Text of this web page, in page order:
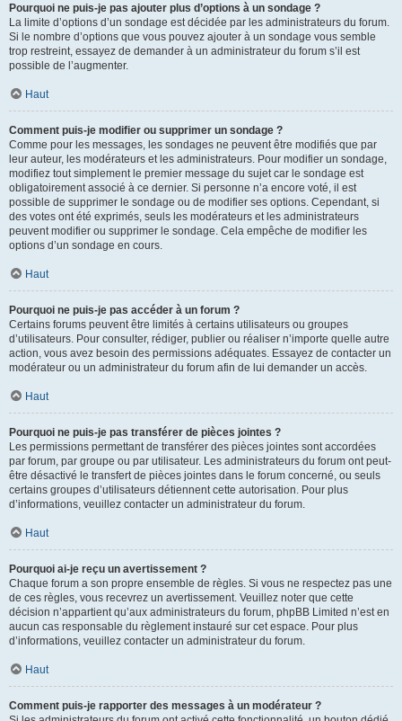
Pourquoi ne puis-je pas ajouter plus d’options à un sondage ?
La limite d’options d’un sondage est décidée par les administrateurs du forum.
Si le nombre d’options que vous pouvez ajouter à un sondage vous semble
trop restreint, essayez de demander à un administrateur du forum s’il est
possible de l’augmenter.
Haut
Comment puis-je modifier ou supprimer un sondage ?
Comme pour les messages, les sondages ne peuvent être modifiés que par
leur auteur, les modérateurs et les administrateurs. Pour modifier un sondage,
modifiez tout simplement le premier message du sujet car le sondage est
obligatoirement associé à ce dernier. Si personne n’a encore voté, il est
possible de supprimer le sondage ou de modifier ses options. Cependant, si
des votes ont été exprimés, seuls les modérateurs et les administrateurs
peuvent modifier ou supprimer le sondage. Cela empêche de modifier les
options d’un sondage en cours.
Haut
Pourquoi ne puis-je pas accéder à un forum ?
Certains forums peuvent être limités à certains utilisateurs ou groupes
d’utilisateurs. Pour consulter, rédiger, publier ou réaliser n’importe quelle autre
action, vous avez besoin des permissions adéquates. Essayez de contacter un
modérateur ou un administrateur du forum afin de lui demander un accès.
Haut
Pourquoi ne puis-je pas transférer de pièces jointes ?
Les permissions permettant de transférer des pièces jointes sont accordées
par forum, par groupe ou par utilisateur. Les administrateurs du forum ont peut-
être désactivé le transfert de pièces jointes dans le forum concerné, ou seuls
certains groupes d’utilisateurs détiennent cette autorisation. Pour plus
d’informations, veuillez contacter un administrateur du forum.
Haut
Pourquoi ai-je reçu un avertissement ?
Chaque forum a son propre ensemble de règles. Si vous ne respectez pas une
de ces règles, vous recevrez un avertissement. Veuillez noter que cette
décision n’appartient qu’aux administrateurs du forum, phpBB Limited n’est en
aucun cas responsable du règlement instauré sur cet espace. Pour plus
d’informations, veuillez contacter un administrateur du forum.
Haut
Comment puis-je rapporter des messages à un modérateur ?